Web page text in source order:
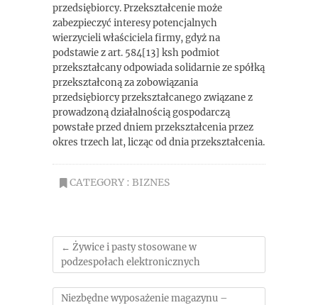
przedsiębiorcy. Przekształcenie może
zabezpieczyć interesy potencjalnych
wierzycieli właściciela firmy, gdyż na
podstawie z art. 584[13] ksh podmiot
przekształcany odpowiada solidarnie ze spółką
przekształconą za zobowiązania
przedsiębiorcy przekształcanego związane z
prowadzoną działalnością gospodarczą
powstałe przed dniem przekształcenia przez
okres trzech lat, licząc od dnia przekształcenia.
CATEGORY : BIZNES
← Żywice i pasty stosowane w
podzespołach elektronicznych
Niezbędne wyposażenie magazynu –